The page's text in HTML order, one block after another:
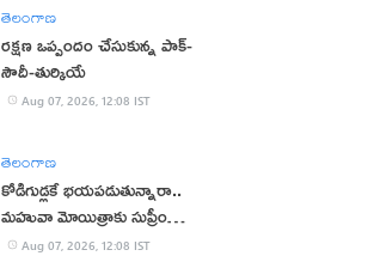
తెలంగాణ
రక్షణ ఒప్పందం చేసుకున్న పాక్‌-
సౌదీ-తుర్కియే
Aug 07, 2026, 12:08 IST
తెలంగాణ
కోడిగుడ్లకే భయపడుతున్నారా..
మహువా మోయిత్రాకు సుప్రీం
చురకలు
Aug 07, 2026, 12:08 IST